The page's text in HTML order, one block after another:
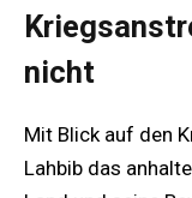
nicht
Mit Blick auf den
Lahbib das